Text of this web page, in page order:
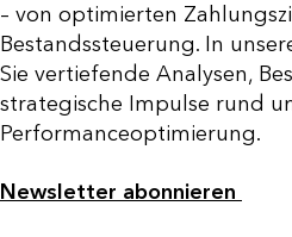
– von optimierten
Bestandssteuerung. In
Sie vertiefende Analysen,
strategische Impulse rund
Performanceoptimierung.
Newsletter abonnieren